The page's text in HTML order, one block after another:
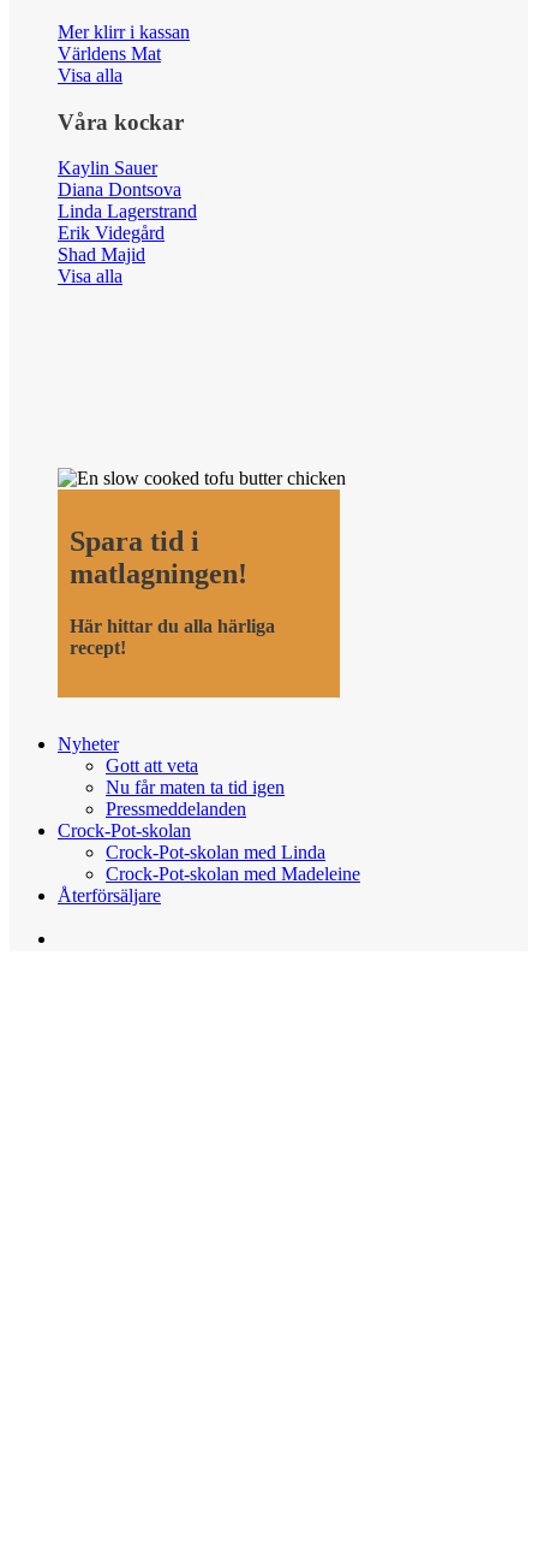
Mer klirr i kassan
Världens Mat
Visa alla
Våra kockar
Kaylin Sauer
Diana Dontsova
Linda Lagerstrand
Erik Videgård
Shad Majid
Visa alla
Spara tid i
matlagningen!
Här hittar du alla härliga
recept!
Nyheter
Gott att veta
Nu får maten ta tid igen
Pressmeddelanden
Crock-Pot-skolan
Crock-Pot-skolan med Linda
Crock-Pot-skolan med Madeleine
Återförsäljare